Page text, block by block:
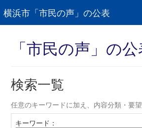
横浜市「市民の声」の公表
「市民の声」の
検索一覧
任意のキーワードに加え、内容分類・要
キーワード：